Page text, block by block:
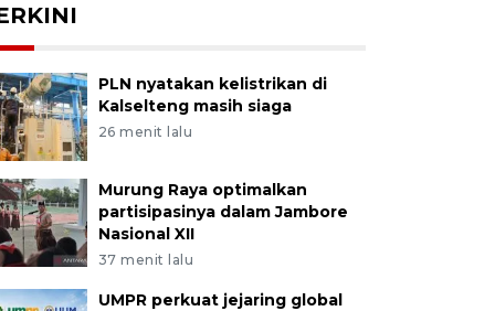
PLN nyatakan kelistrikan di
Kalselteng masih siaga
26 menit lalu
Murung Raya optimalkan
partisipasinya dalam Jambore
Nasional XII
37 menit lalu
UMPR perkuat jejaring global